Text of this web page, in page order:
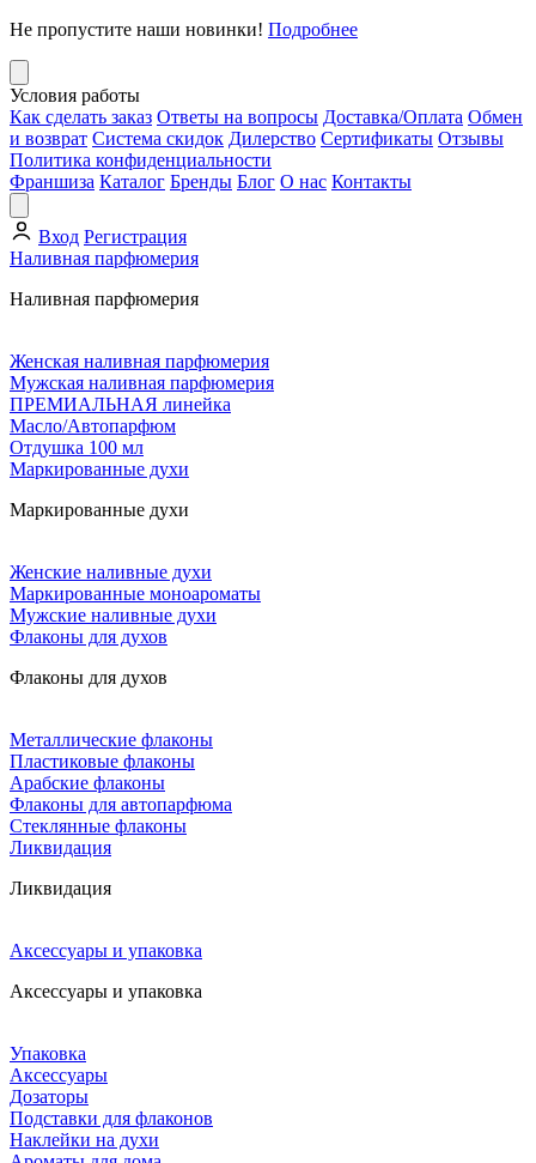
Не пропустите наши новинки! Подробнее
Условия работы
Как сделать заказ Ответы на вопросы Доставка/Оплата Обмен
и возврат Система скидок Дилерство Сертификаты Отзывы
Политика конфиденциальности
Франшиза Каталог Бренды Блог О нас Контакты
Вход Регистрация
Наливная парфюмерия
Наливная парфюмерия
Женская наливная парфюмерия
Мужская наливная парфюмерия
ПРЕМИАЛЬНАЯ линейка
Масло/Автопарфюм
Отдушка 100 мл
Маркированные духи
Маркированные духи
Женские наливные духи
Маркированные моноароматы
Мужские наливные духи
Флаконы для духов
Флаконы для духов
Металлические флаконы
Пластиковые флаконы
Арабские флаконы
Флаконы для автопарфюма
Стеклянные флаконы
Ликвидация
Ликвидация
Аксессуары и упаковка
Аксессуары и упаковка
Упаковка
Аксессуары
Дозаторы
Подставки для флаконов
Наклейки на духи